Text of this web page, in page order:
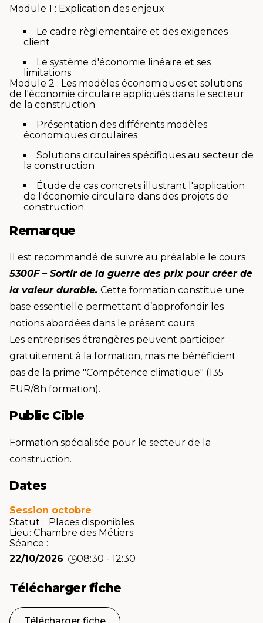
Module 1 : Explication des enjeux
Le cadre règlementaire et des exigences
client
Le système d'économie linéaire et ses
limitations
Module 2 : Les modèles économiques et solutions
de l'économie circulaire appliqués dans le secteur
de la construction
Présentation des différents modèles
économiques circulaires
Solutions circulaires spécifiques au secteur de
la construction
Étude de cas concrets illustrant l'application
de l'économie circulaire dans des projets de
construction.
Remarque
Il est recommandé de suivre au préalable le cours
5300F – Sortir de la guerre des prix pour créer de
la valeur durable. Cette formation constitue une
base essentielle permettant d’approfondir les
notions abordées dans le présent cours.
Les entreprises étrangères peuvent participer
gratuitement à la formation, mais ne bénéficient
pas de la prime "Compétence climatique" (135
EUR/8h formation).
Public Cible
Formation spécialisée pour le secteur de la
construction.
Dates
Session octobre
Statut : Places disponibles
Lieu: Chambre des Métiers
Séance :
22/10/2026
08:30 - 12:30
Télécharger fiche
Télécharger fiche